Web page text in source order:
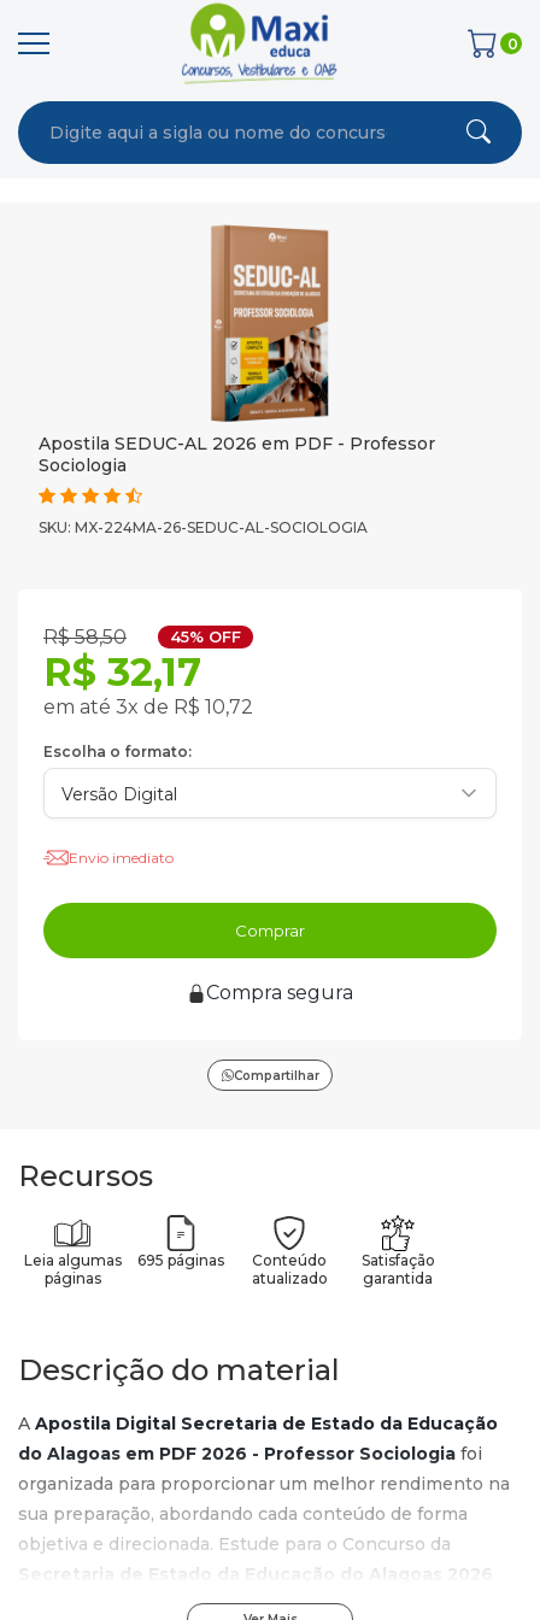
0
Apostila SEDUC-AL 2026 em PDF - Professor
Sociologia
SKU: MX-224MA-26-SEDUC-AL-SOCIOLOGIA
R$ 58,50 45% OFF
R$ 32,17
em até 3x de R$ 10,72
Escolha o formato:
Envio imediato
Comprar
Compra segura
Compartilhar
Recursos
Leia algumas
páginas
695 páginas
Conteúdo
atualizado
Satisfação
garantida
Descrição do material
A Apostila Digital Secretaria de Estado da Educação
do Alagoas em PDF 2026 - Professor Sociologia foi
organizada para proporcionar um melhor rendimento na
sua preparação, abordando cada conteúdo de forma
objetiva e direcionada. Estude para o Concurso da
Secretaria de Estado da Educação do Alagoas 2026
com um material de acordo com o Edital oficial para o